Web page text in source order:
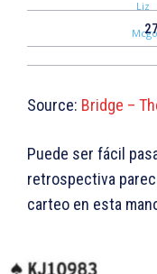
Source: Bridge –
Puede ser fácil
retrospectiva
carteo en esta